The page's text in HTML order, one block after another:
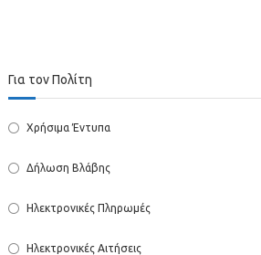
Για τον Πολίτη
Χρήσιμα Έντυπα
Δήλωση Βλάβης
Ηλεκτρονικές Πληρωμές
Ηλεκτρονικές Αιτήσεις